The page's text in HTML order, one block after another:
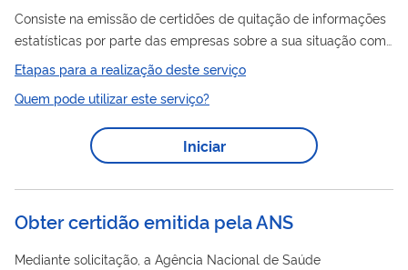
Consiste na emissão de certidões de quitação de informações
estatísticas por parte das empresas sobre a sua situação com
relação à prestação de informações para as pesquisas do
IBGE.
Etapas para a realização deste serviço
Quem pode utilizar este serviço?
Iniciar
Obter certidão emitida pela ANS
Mediante solicitação, a Agência Nacional de Saúde